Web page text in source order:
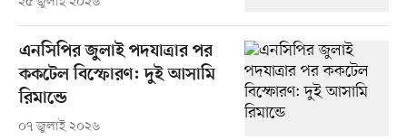
এনসিপির জুলাই পদযাত্রার পর
ককটেল বিস্ফোরণ: দুই আসামি
রিমান্ডে
০৭ জুলাই ২০২৬